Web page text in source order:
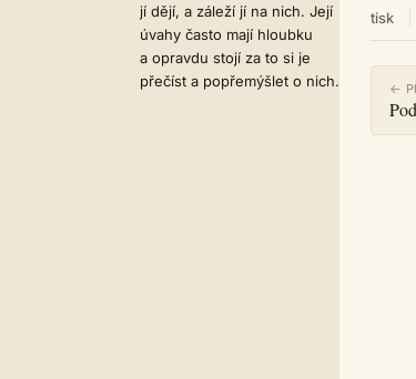
jí dějí, a záleží jí na nich. Její
úvahy často mají hloubku
a opravdu stojí za to si je
přečíst a popřemýšlet o nich.
tisk
←